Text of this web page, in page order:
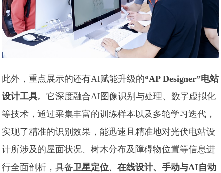
此外，重点展示的还有AI赋能升级的“AP Designer”电站
设计工具。它深度融合AI图像识别与处理、数字虚拟化
等技术，通过采集丰富的训练样本以及多轮学习迭代，
实现了精准的识别效果，能迅速且精准地对光伏电站设
计所涉及的屋面状况、树木分布及障碍物位置等信息进
行全面剖析，具备卫星定位、在线设计、手动与AI自动